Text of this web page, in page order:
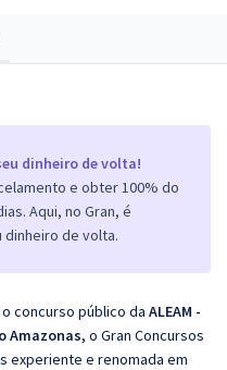
dinheiro de volta!
e obter 100% do
Aqui, no Gran, é
dinheiro de volta.
concurso público da ALEAM -
Amazonas, o Gran Concursos
experiente e renomada em